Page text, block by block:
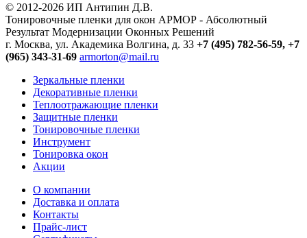
© 2012-2026 ИП Антипин Д.В.
Тонировочные пленки для окон АРМОР - Абсолютный
Результат Модернизации Оконных Решений
г. Москва, ул. Академика Волгина, д. 33 +7 (495) 782-56-59, +7
(965) 343-31-69 armorton@mail.ru
Зеркальные пленки
Декоративные пленки
Теплоотражающие пленки
Защитные пленки
Тонировочные пленки
Инструмент
Тонировка окон
Акции
О компании
Доставка и оплата
Контакты
Прайс-лист